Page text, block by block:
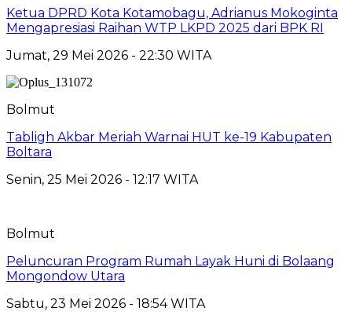
Ketua DPRD Kota Kotamobagu, Adrianus Mokoginta
Mengapresiasi Raihan WTP LKPD 2025 dari BPK RI
Jumat, 29 Mei 2026 - 22:30 WITA
Bolmut
Tabligh Akbar Meriah Warnai HUT ke-19 Kabupaten
Boltara
Senin, 25 Mei 2026 - 12:17 WITA
Bolmut
Peluncuran Program Rumah Layak Huni di Bolaang
Mongondow Utara
Sabtu, 23 Mei 2026 - 18:54 WITA